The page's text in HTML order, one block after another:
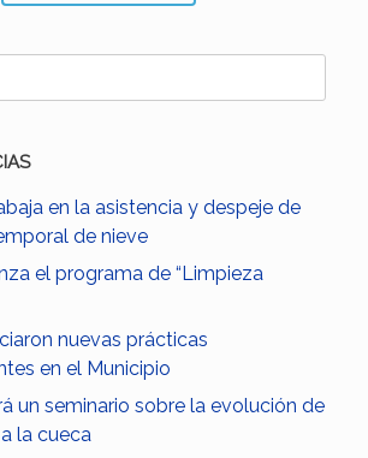
en la asistencia y despeje de
de nieve
el programa de “Limpieza
nuevas prácticas
en el Municipio
un seminario sobre la evolución de
la cueca